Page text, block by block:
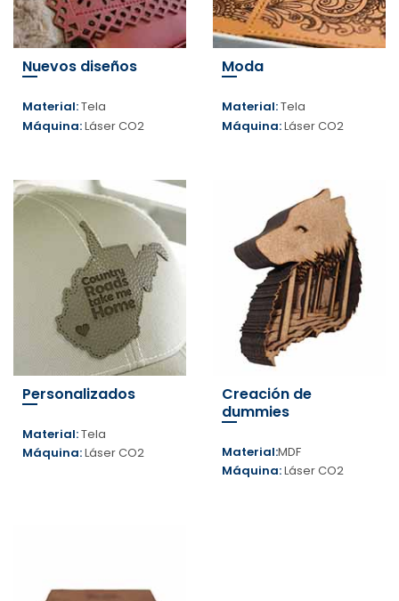
Nuevos diseños
Material:Tela
Máquina:Láser CO2
Moda
Material:Tela
Máquina:Láser CO2
Personalizados
Material:Tela
Máquina:Láser CO2
Creación de
dummies
Material:MDF
Máquina:Láser CO2